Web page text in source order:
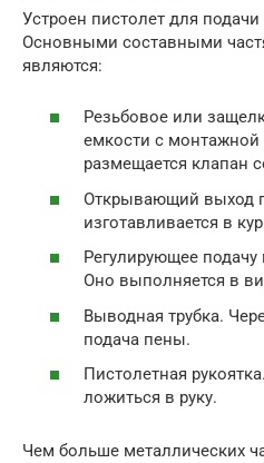
Устроен пистолет для
Основными составными
являются:
Резьбовое или
емкости с
размещается клапан
Открывающий выход
изготавливается в
Регулирующее подачу
Оно выполняется в
Выводная трубка.
подача пены.
Пистолетная
ложиться в руку.
Чем больше металлических